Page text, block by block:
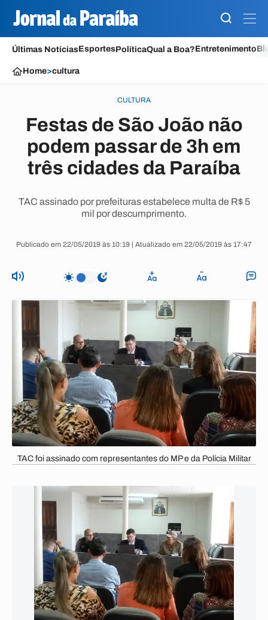
Últimas NotíciasEsportesPolíticaQual a Boa?Entretenimento
Home>cultura
CULTURA
Festas de São João não
podem passar de 3h em
três cidades da Paraíba
TAC assinado por prefeituras estabelece multa de R$ 5
mil por descumprimento.
Publicado em 22/05/2019 às 10:19 | Atualizado em 22/05/2019 às 17:47
TAC foi assinado com representantes do MP e da Polícia Militar